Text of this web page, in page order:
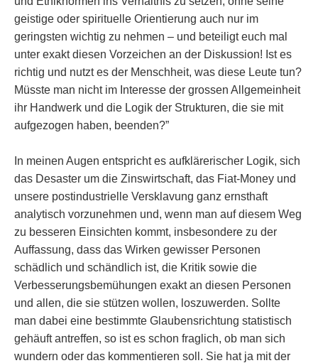
geistige oder spirituelle Orientierung auch nur im
geringsten wichtig zu nehmen – und beteiligt euch mal
unter exakt diesen Vorzeichen an der Diskussion! Ist es
richtig und nutzt es der Menschheit, was diese Leute tun?
Müsste man nicht im Interesse der grossen Allgemeinheit
ihr Handwerk und die Logik der Strukturen, die sie mit
aufgezogen haben, beenden?”
In meinen Augen entspricht es aufklärerischer Logik, sich
das Desaster um die Zinswirtschaft, das Fiat-Money und
unsere postindustrielle Versklavung ganz ernsthaft
analytisch vorzunehmen und, wenn man auf diesem Weg
zu besseren Einsichten kommt, insbesondere zu der
Auffassung, dass das Wirken gewisser Personen
schädlich und schändlich ist, die Kritik sowie die
Verbesserungsbemühungen exakt an diesen Personen
und allen, die sie stützen wollen, loszuwerden. Sollte
man dabei eine bestimmte Glaubensrichtung statistisch
gehäuft antreffen, so ist es schon fraglich, ob man sich
wundern oder das kommentieren soll. Sie hat ja mit der